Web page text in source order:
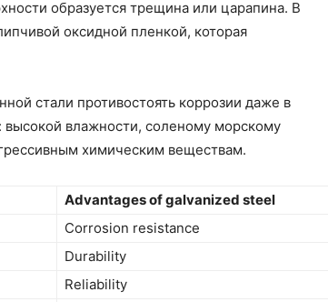
образуется трещина или царапина. В
оксидной пленкой, которая
стали противостоять коррозии даже в
высокой влажности, соленому морскому
химическим веществам.
Advantages of galvanized steel
Corrosion resistance
Durability
Reliability